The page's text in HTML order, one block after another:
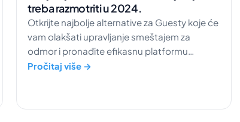
treba razmotriti u 2024.
Otkrijte najbolje alternative za Guesty koje će
vam olakšati upravljanje smeštajem za
odmor i pronađite efikasnu platformu
prilagođenu vašim potrebama.
Pročitaj više →